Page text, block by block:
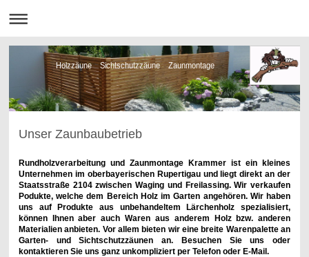
Holzzäune Sichtschutzzäune Zaunmontage
Unser Zaunbaubetrieb
Rundholzverarbeitung und Zaunmontage Krammer ist ein kleines
Unternehmen im oberbayerischen Rupertigau und liegt direkt an der
Staatsstraße 2104 zwischen Waging und Freilassing. Wir verkaufen
Podukte, welche dem Bereich Holz im Garten angehören. Wir haben
uns auf Produkte aus unbehandeltem Lärchenholz spezialisiert,
können Ihnen aber auch Waren aus anderem Holz bzw. anderen
Materialien anbieten. Vor allem bieten wir eine breite Warenpalette an
Garten- und Sichtschutzzäunen an. Besuchen Sie uns oder
kontaktieren Sie uns ganz unkompliziert per Telefon oder E-Mail.